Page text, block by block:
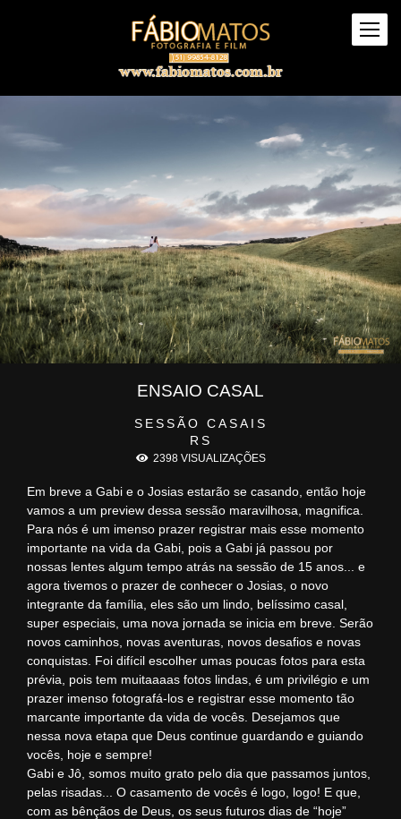
SESSÃO CASAIS
RS
ENSAIO CASAL
2398VISUALIZAÇÕES
Em breve a Gabi e o Josias estarão se casando, então hoje
vamos a um preview dessa sessão maravilhosa, magnifica.
Para nós é um imenso prazer registrar mais esse momento
importante na vida da Gabi, pois a Gabi já passou por
nossas lentes algum tempo atrás na sessão de 15 anos... e
agora tivemos o prazer de conhecer o Josias, o novo
integrante da família, eles são um lindo, belíssimo casal,
super especiais, uma nova jornada se inicia em breve. Serão
novos caminhos, novas aventuras, novos desafios e novas
conquistas. Foi difícil escolher umas poucas fotos para esta
prévia, pois tem muitaaaas fotos lindas, é um privilégio e um
prazer imenso fotografá-los e registrar esse momento tão
marcante importante da vida de vocês. Desejamos que
nessa nova etapa que Deus continue guardando e guiando
vocês, hoje e sempre!
Gabi e Jô, somos muito grato pelo dia que passamos juntos,
pelas risadas... O casamento de vocês é logo, logo! E que,
com as bênçãos de Deus, os seus futuros dias de “hoje”